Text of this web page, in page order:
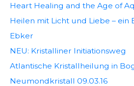
Heart Healing and the Age of
Heilen mit Licht und Liebe – ein
Ebker
NEU: Kristalliner Initiationsweg
Atlantische Kristallheilung in
Neumondkristall 09.03.16